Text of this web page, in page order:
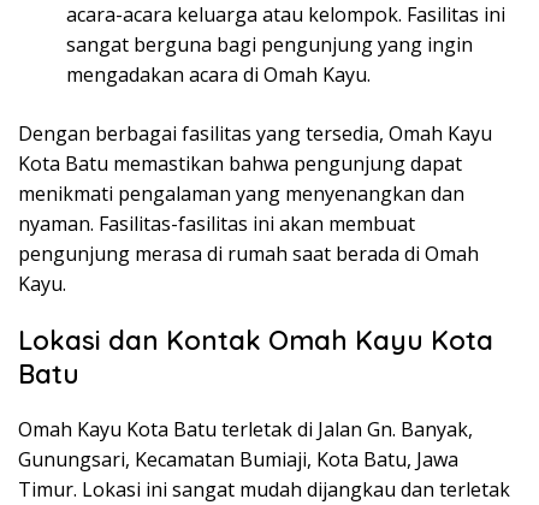
acara-acara keluarga atau kelompok. Fasilitas ini
sangat berguna bagi pengunjung yang ingin
mengadakan acara di Omah Kayu.
Dengan berbagai fasilitas yang tersedia, Omah Kayu
Kota Batu memastikan bahwa pengunjung dapat
menikmati pengalaman yang menyenangkan dan
nyaman. Fasilitas-fasilitas ini akan membuat
pengunjung merasa di rumah saat berada di Omah
Kayu.
Lokasi dan Kontak Omah Kayu Kota
Batu
Omah Kayu Kota Batu terletak di Jalan Gn. Banyak,
Gunungsari, Kecamatan Bumiaji, Kota Batu, Jawa
Timur. Lokasi ini sangat mudah dijangkau dan terletak